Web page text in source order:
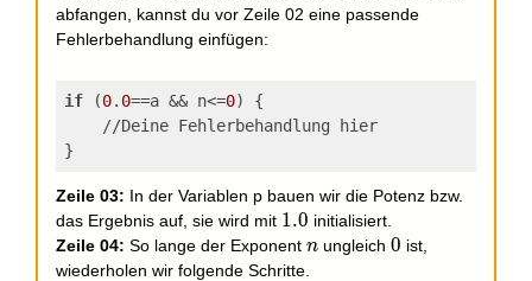
abfangen, kannst du vor Zeile 02 eine passende
Fehlerbehandlung einfügen:
if (0. 0==a && n<=0) {
    //Deine Fehlerbehandlung hier
}
Zeile 03: In der Variablen p bauen wir die Potenz bzw.
das Ergebnis auf, sie wird mit 1.0
1.0 initialisiert.
Zeile 04: So lange der Exponent n
n ungleich 0
0 ist,
wiederholen wir folgende Schritte.